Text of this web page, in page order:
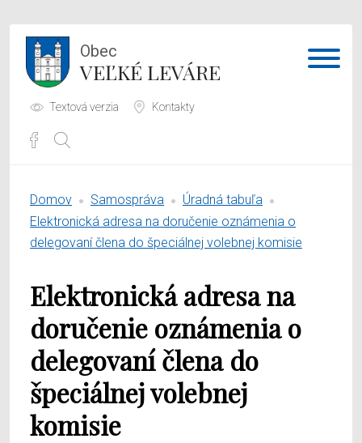
Obec
VEĽKÉ LEVÁRE
Textová verzia Kontakty
Samospráva
O obci
Domov Samospráva
Úradná tabuľa
Elektronická adresa na doručenie oznámenia o
delegovaní člena do špeciálnej volebnej komisie
Elektronická adresa na
doručenie oznámenia o
delegovaní člena do
špeciálnej volebnej
komisie